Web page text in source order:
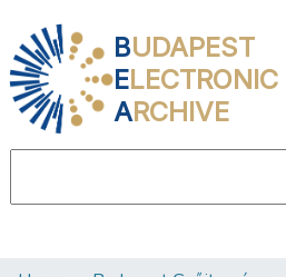
BUDAPEST
ELECTRONIC
ARCHIVE